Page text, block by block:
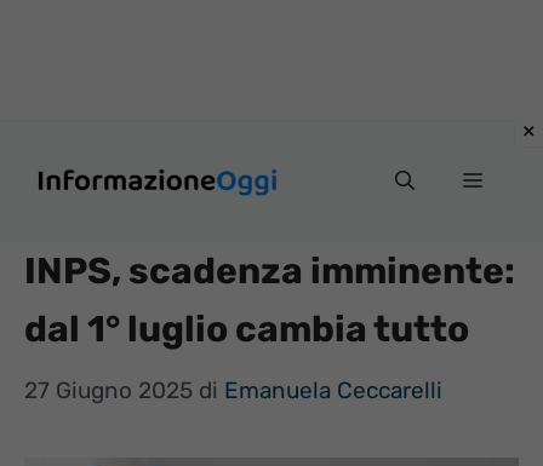
Menu
INPS, scadenza imminente:
dal 1° luglio cambia tutto
27 Giugno 2025 di Emanuela Ceccarelli